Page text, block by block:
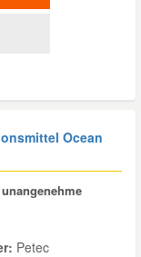
Ocean
Petec